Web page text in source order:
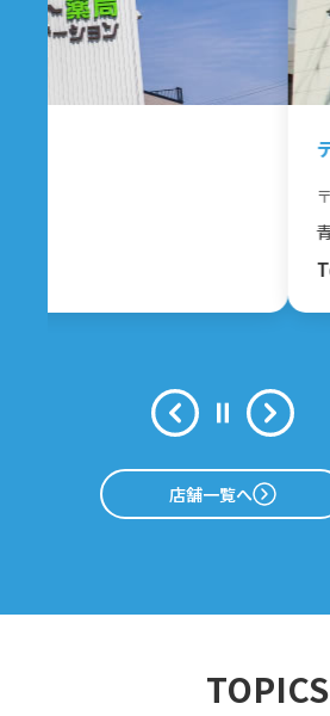
店舗一覧へ
TOPICS